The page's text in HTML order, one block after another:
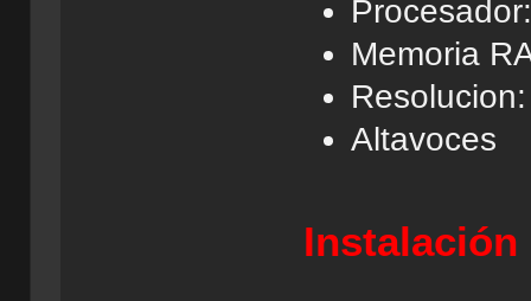
Memoria
Altavoces
Instalación